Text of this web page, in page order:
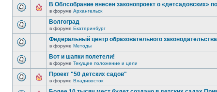
В Облсобрание внесен законопроект о «детсадовских»
в форуме Архангельск
Волгоград
в форуме Екатеринбург
Федеральный центр образовательного
в форуме Методы
Вот и шапки полетели!
в форуме Текущее положение и цели
Проект "50 детских садов"
в форуме Владивосток